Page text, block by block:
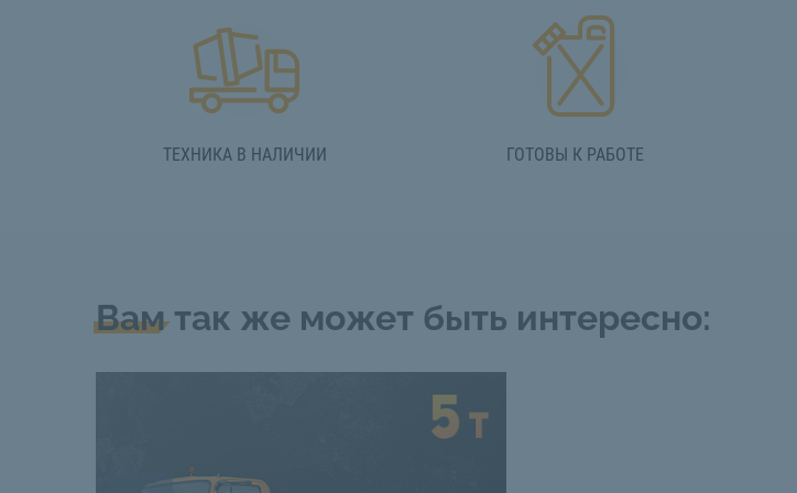
ТЕХНИКА В НАЛИЧИИ ГОТОВЫ К РАБОТЕ
Вам так же может быть интересно: